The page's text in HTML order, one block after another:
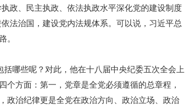
政、民主执政、依法执政水平深化党的建设制度
法治国，建设党内法规体系。可以说，习近平总
。
括哪些呢？对此，他在十八届中央纪委五次全会上
个方面：第一，党章是全党必须遵循的总章程，
政治纪律更是全党在政治方向、政治立场、政治